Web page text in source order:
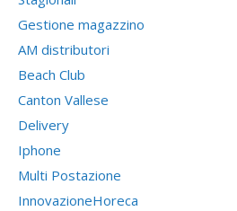
Gestione magazzino
AM distributori
Beach Club
Canton Vallese
Delivery
Iphone
Multi Postazione
InnovazioneHoreca